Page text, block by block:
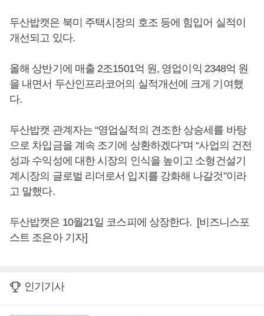
두산밥캣은 북미 주택시장의 호조 등에 힘입어 실적이
개선되고 있다.
올해 상반기에 매출 2조1501억 원, 영업이익 2348억 원
을 내면서 두산인프라코어의 실적개선에 크게 기여했
다.
두산밥캣 관계자는 “영업실적의 견조한 상승세를 바탕
으로 차입금을 계속 조기에 상환하겠다”며 “사업의 건전
성과 수익성에 대한 시장의 인식을 높이고 소형건설기
계시장의 글로벌 리더로서 입지를 강화해 나갈것”이라
고 말했다.
두산밥캣은 10월21일 코스피에 상장한다. [비즈니스포
스트 조은아 기자]
인기기사